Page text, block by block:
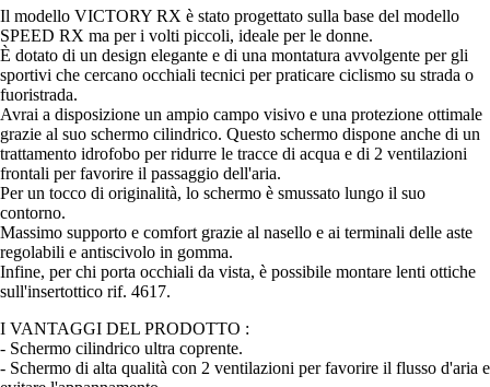
Il modello VICTORY RX è stato progettato sulla base del modello
SPEED RX ma per i volti piccoli, ideale per le donne.
È dotato di un design elegante e di una montatura avvolgente per gli
sportivi che cercano occhiali tecnici per praticare ciclismo su strada o
fuoristrada.
Avrai a disposizione un ampio campo visivo e una protezione ottimale
grazie al suo schermo cilindrico. Questo schermo dispone anche di un
trattamento idrofobo per ridurre le tracce di acqua e di 2 ventilazioni
frontali per favorire il passaggio dell'aria.
Per un tocco di originalità, lo schermo è smussato lungo il suo
contorno.
Massimo supporto e comfort grazie al nasello e ai terminali delle aste
regolabili e antiscivolo in gomma.
Infine, per chi porta occhiali da vista, è possibile montare lenti ottiche
sull'insertottico rif. 4617.
I VANTAGGI DEL PRODOTTO :
- Schermo cilindrico ultra coprente.
- Schermo di alta qualità con 2 ventilazioni per favorire il flusso d'aria e